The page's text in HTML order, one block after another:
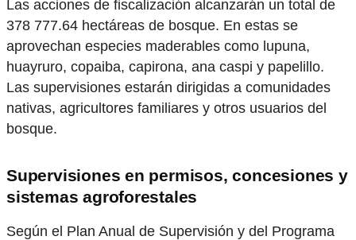
Las acciones de fiscalización alcanzarán un total de
378 777.64 hectáreas de bosque. En estas se
aprovechan especies maderables como lupuna,
huayruro, copaiba, capirona, ana caspi y papelillo.
Las supervisiones estarán dirigidas a comunidades
nativas, agricultores familiares y otros usuarios del
bosque.
Supervisiones en permisos, concesiones y
sistemas agroforestales
Según el Plan Anual de Supervisión y del Programa